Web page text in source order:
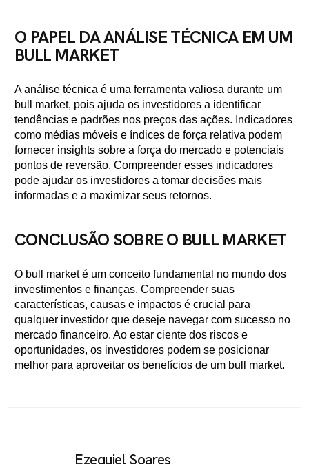
O PAPEL DA ANÁLISE TÉCNICA EM UM
BULL MARKET
A análise técnica é uma ferramenta valiosa durante um
bull market, pois ajuda os investidores a identificar
tendências e padrões nos preços das ações. Indicadores
como médias móveis e índices de força relativa podem
fornecer insights sobre a força do mercado e potenciais
pontos de reversão. Compreender esses indicadores
pode ajudar os investidores a tomar decisões mais
informadas e a maximizar seus retornos.
CONCLUSÃO SOBRE O BULL MARKET
O bull market é um conceito fundamental no mundo dos
investimentos e finanças. Compreender suas
características, causas e impactos é crucial para
qualquer investidor que deseje navegar com sucesso no
mercado financeiro. Ao estar ciente dos riscos e
oportunidades, os investidores podem se posicionar
melhor para aproveitar os benefícios de um bull market.
Ezequiel Soares